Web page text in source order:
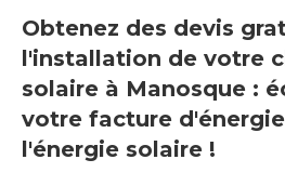
Obtenez des devis
l'installation de votre
solaire à Manosque :
votre facture
l'énergie solaire !